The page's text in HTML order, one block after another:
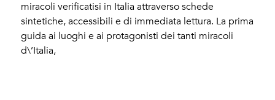
miracoli verificatisi in Italia attraverso schede
sintetiche, accessibili e di immediata lettura. La prima
guida ai luoghi e ai protagonisti dei tanti miracoli
d\’Italia,